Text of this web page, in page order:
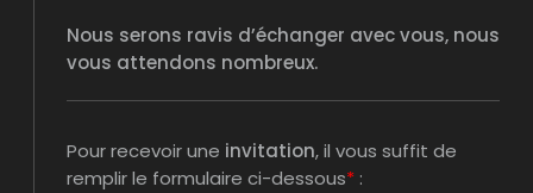
Nous serons ravis d’échanger avec vous, nous
vous attendons nombreux.
Pour recevoir une invitation, il vous suffit de
remplir le formulaire ci-dessous* :